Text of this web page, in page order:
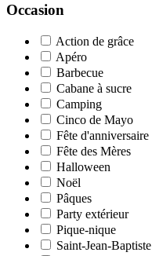
Occasion
Action de grâce
Apéro
Barbecue
Cabane à sucre
Camping
Cinco de Mayo
Fête d'anniversaire
Fête des Mères
Halloween
Noël
Pâques
Party extérieur
Pique-nique
Saint-Jean-Baptiste